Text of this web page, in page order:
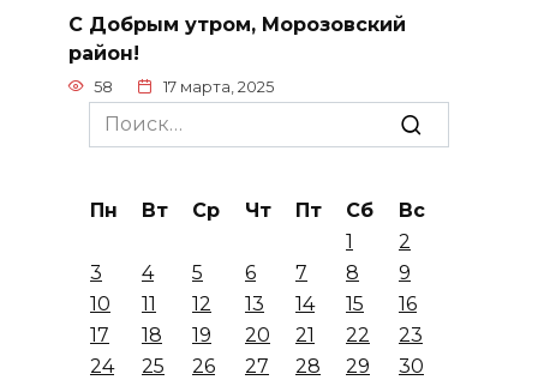
С Добрым утром, Морозовский
район!
58 17 марта, 2025
Search
for:
Пн Вт Ср Чт Пт Сб
Вс
1
2
3
4 5 6 7 8
9
10
11 12 13 14 15
16
17
18 19 20 21 22
23
24
25 26 27 28 29
30